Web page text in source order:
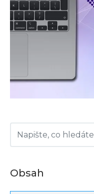
Obsah